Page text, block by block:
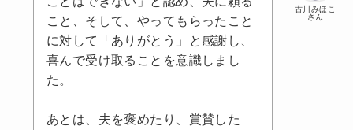
古川みほこ
さん
こと、そして、やってもらったこと
に対して「ありがとう」と感謝し、
喜んで受け取ることを意識しまし
た。
あとは、夫を褒めたり、賞賛した